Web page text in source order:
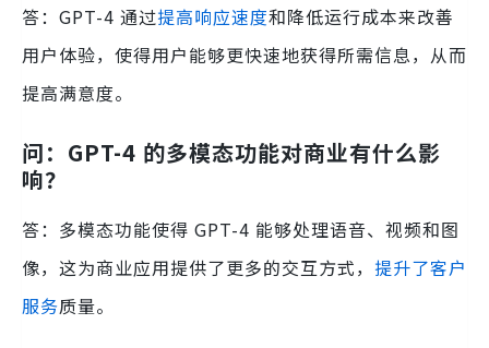
答：GPT-4 通过提高响应速度和降低运行成本来改善
用户体验，使得用户能够更快速地获得所需信息，从而
提高满意度。
问：GPT-4 的多模态功能对商业有什么影
响？
答：多模态功能使得 GPT-4 能够处理语音、视频和图
像，这为商业应用提供了更多的交互方式， 提升了客户
服务质量。